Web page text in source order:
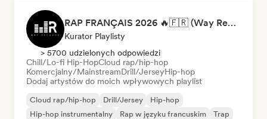
RAP FRANÇAIS 2026 🔥🇫🇷 (Way Records)
Kurator Playlisty
> 5700 udzielonych odpowiedzi
Chill/Lo-fi Hip-HopCloud rap/hip-hop
Komercjalny/MainstreamDrill/JerseyHip-hop
Dodaj artystów do moich wpływowych playlist
Cloud rap/hip-hop Drill/Jersey
Hip-hop
Hip-hop instrumentalny
Rap w języku francuskim
Trap